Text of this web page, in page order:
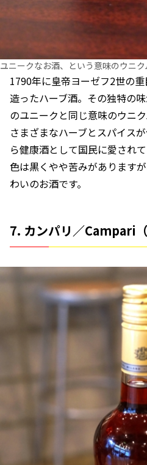
ユニークなお酒、という意味のウニク
1790年に皇帝ヨーゼフ2世の
造ったハーブ酒。その独特の
のユニークと同じ意味のウニ
さまざまなハーブとスパイス
ら健康酒として国民に愛されて
色は黒くやや苦みがあります
わいのお酒です。
7. カンパリ／Campari（